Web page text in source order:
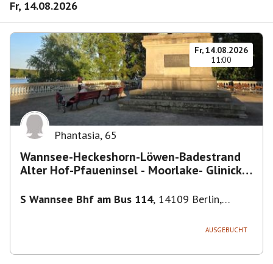
Fr, 14.08.2026
Fr, 14.08.2026
11:00
Phantasia, 65
Wannsee-Heckeshorn-Löwen-Badestrand
Alter Hof-Pfaueninsel - Moorlake- Glinicker
S Wannsee Bhf am Bus 114, 14109 Berlin,
AUSGEBUCHT